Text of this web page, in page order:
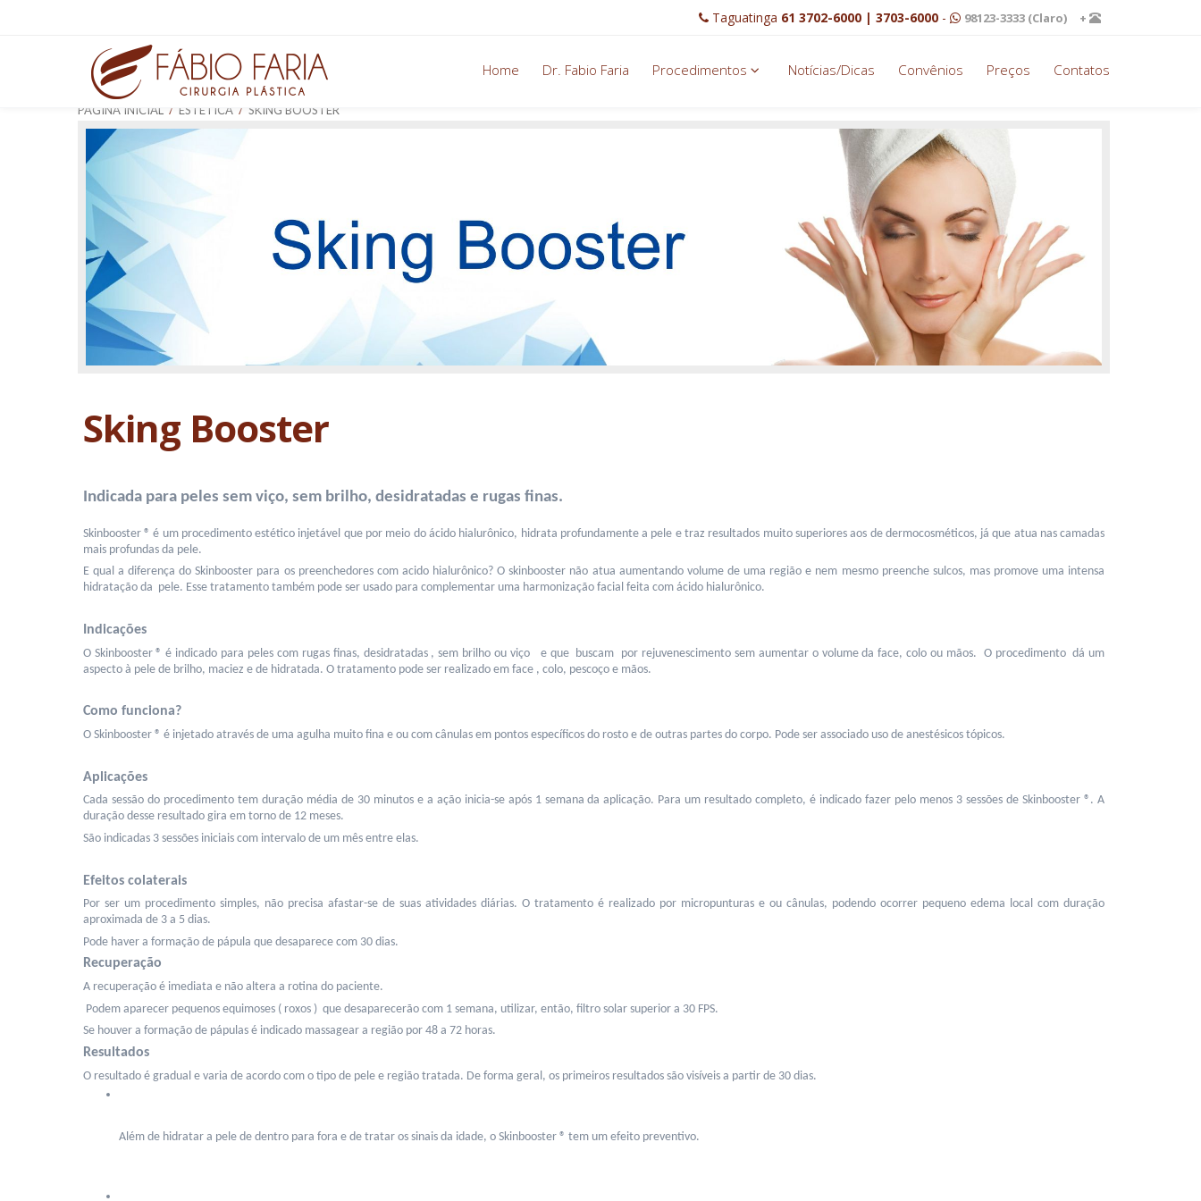
Taguatinga 61 3702-6000 | 3703-6000 - 98123-3333 (Claro) +
Home Dr. Fabio Faria Procedimentos Notícias/Dicas Convênios Preços Contatos
PÁGINA INICIAL / ESTÉTICA / SKING BOOSTER
Sking Booster
Indicada para peles sem viço, sem brilho, desidratadas e rugas finas.
Skinbooster ® é um procedimento estético injetável que por meio do ácido hialurônico, hidrata profundamente a pele e traz resultados muito superiores aos de dermocosméticos, já que atua nas camadas
mais profundas da pele.
E qual a diferença do Skinbooster para os preenchedores com acido hialurônico? O skinbooster não atua aumentando volume de uma região e nem mesmo preenche sulcos, mas promove uma intensa
hidratação da  pele. Esse tratamento também pode ser usado para complementar uma harmonização facial feita com ácido hialurônico.
Indicações
O Skinbooster ® é indicado para peles com rugas finas, desidratadas , sem brilho ou viço   e que  buscam  por rejuvenescimento sem aumentar o volume da face, colo ou mãos.  O procedimento  dá um
aspecto à pele de brilho, maciez e de hidratada. O tratamento pode ser realizado em face , colo, pescoço e mãos.
Como funciona?
O Skinbooster ® é injetado através de uma agulha muito fina e ou com cânulas em pontos específicos do rosto e de outras partes do corpo. Pode ser associado uso de anestésicos tópicos.
Aplicações
Cada sessão do procedimento tem duração média de 30 minutos e a ação inicia-se após 1 semana da aplicação. Para um resultado completo, é indicado fazer pelo menos 3 sessões de Skinbooster ®. A
duração desse resultado gira em torno de 12 meses.
São indicadas 3 sessões iniciais com intervalo de um mês entre elas.
Efeitos colaterais
Por ser um procedimento simples, não precisa afastar-se de suas atividades diárias. O tratamento é realizado por micropunturas e ou cânulas, podendo ocorrer pequeno edema local com duração
aproximada de 3 a 5 dias.
Pode haver a formação de pápula que desaparece com 30 dias.
Recuperação
A recuperação é imediata e não altera a rotina do paciente.
Podem aparecer pequenos equimoses ( roxos )  que desaparecerão com 1 semana, utilizar, então, filtro solar superior a 30 FPS.
Se houver a formação de pápulas é indicado massagear a região por 48 a 72 horas.
Resultados
O resultado é gradual e varia de acordo com o tipo de pele e região tratada. De forma geral, os primeiros resultados são visíveis a partir de 30 dias.
Além de hidratar a pele de dentro para fora e de tratar os sinais da idade, o Skinbooster ® tem um efeito preventivo.